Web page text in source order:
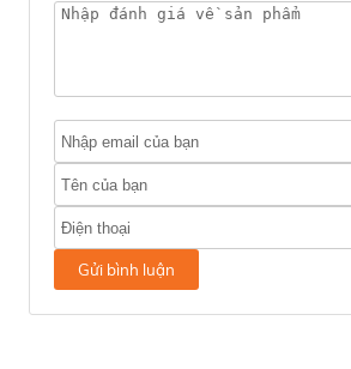
Gửi bình luận